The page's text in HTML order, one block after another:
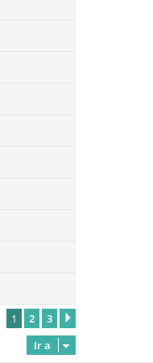
1 2 3
Ir a